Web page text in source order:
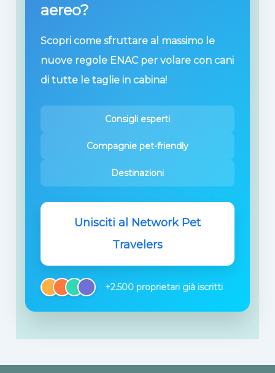
aereo?
Scopri come sfruttare al massimo le
nuove regole ENAC per volare con cani
di tutte le taglie in cabina!
Consigli esperti
Compagnie pet-friendly
Destinazioni
Unisciti al Network Pet
Travelers
+2.500 proprietari già iscritti